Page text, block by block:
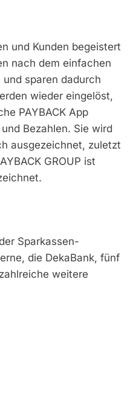
und Kunden begeistert
nach dem einfachen
und sparen dadurch
wieder eingelöst,
PAYBACK App
Bezahlen. Sie wird
ausgezeichnet, zuletzt
GROUP ist
Sparkassen-
die DekaBank, fünf
weitere